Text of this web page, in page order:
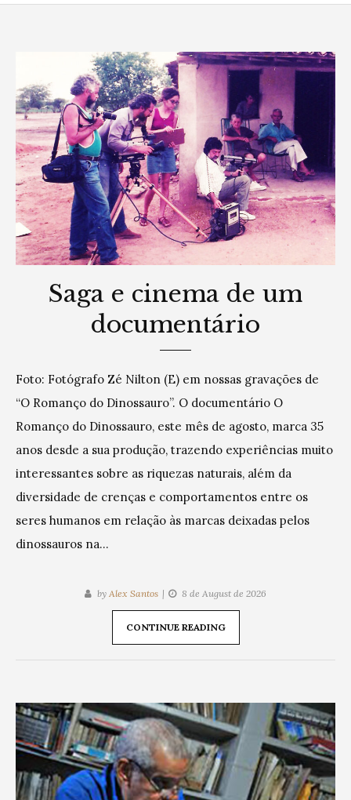
Saga e cinema de um
documentário
Foto: Fotógrafo Zé Nilton (E) em nossas gravações de
“O Romanço do Dinossauro”. O documentário O
Romanço do Dinossauro, este mês de agosto, marca 35
anos desde a sua produção, trazendo experiências muito
interessantes sobre as riquezas naturais, além da
diversidade de crenças e comportamentos entre os
seres humanos em relação às marcas deixadas pelos
dinossauros na…
by Alex Santos 8 de August de 2026
CONTINUE READING